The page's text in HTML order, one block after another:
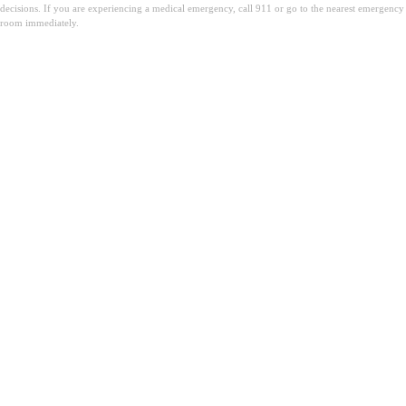
decisions. If you are experiencing a medical emergency, call 911 or go to the nearest emergency
room immediately.